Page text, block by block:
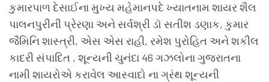
કુમારપાળ દેસાઈના મુખ્ય મહેમાનપદે ખ્યાતનામ શાયર શૈલ
પાલનપુરીની પ્રેરણા અને સર્વશ્રી ડૉ સતીશ ડણાક, કુમાર
જૈમિનિ શાસ્ત્રી, એસ એસ રાહી, રમેશ પુરોહિત અને શકીલ
કાદરી સંપાદિત , શૂન્યની ચુનંદા 46 ગઝલોના ગુજરાતના
નામી શાયરોએ કરાવેલ આસ્વાદો ના ગ્રંથ શૂન્યની